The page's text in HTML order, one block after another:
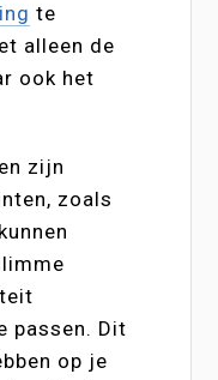
te
alleen de
ook het
zijn
zoals
passen. Dit
op je